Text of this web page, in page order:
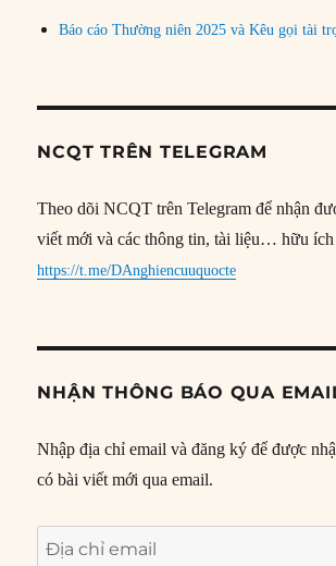
Báo cáo Thường niên 2025 và Kêu gọi tài
NCQT TRÊN TELEGRAM
Theo dõi NCQT trên Telegram để nhận
viết mới và các thông tin, tài liệu… hữu ích
https://t.me/DAnghiencuuquocte
NHẬN THÔNG BÁO QUA
Nhập địa chỉ email và đăng ký để được
có bài viết mới qua email.
Địa